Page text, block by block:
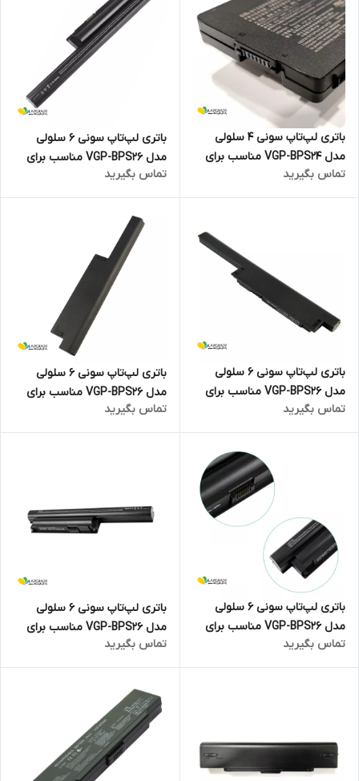
باتری لپ‌تاپ سونی 4 سلولی
مدل VGP-BPS24 مناسب برای
لپ‌تاپ SONY VAIO VPCSB
تماس بگیرید
باتری لپ‌تاپ سونی 6 سلولی
مدل VGP-BPS26 مناسب برای
لپ تاپ Sony VAIO SVE14
تماس بگیرید
باتری لپ‌تاپ سونی 6 سلولی
مدل VGP-BPS26 مناسب برای
لپ تاپ Sony VAIO SVE15
تماس بگیرید
باتری لپ‌تاپ سونی 6 سلولی
مدل VGP-BPS26 مناسب برای
لپ تاپ Sony VAIO SVE17
تماس بگیرید
باتری لپ‌تاپ سونی 6 سلولی
مدل VGP-BPS26 مناسب برای
لپ تاپ Sony VAIO VPCEG
تماس بگیرید
باتری لپ‌تاپ سونی 6 سلولی
مدل VGP-BPS26 مناسب برای
لپ تاپ Sony VAIO VPCCB
تماس بگیرید